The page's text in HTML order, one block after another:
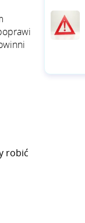
robić